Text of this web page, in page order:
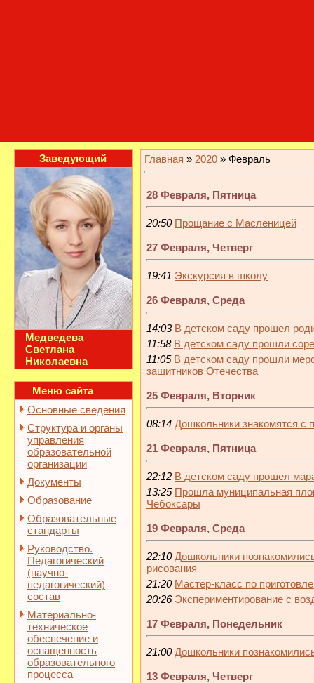
Заведующий
Медведева
Светлана
Николаевна
Меню сайта
Основные сведения
Структура и органы
управления
образовательной
организации
Документы
Образование
Образовательные
стандарты
Руководство.
Педагогический
(научно-
педагогический)
состав
Материально-
техническое
обеспечение и
оснащенность
образовательного
процесса
Главная » 2020 » Февраль
28 Февраля, Пятница
20:50 Прощание с Масленицей
27 Февраля, Четверг
19:41 Экскурсия в школу
26 Февраля, Среда
14:03 В детском саду прошел
11:58 В детском саду прошли
11:05 В детском саду прошли
защитников Отечества
25 Февраля, Вторник
08:14 Дошкольники знакомятся с
21 Февраля, Пятница
22:12 В детском саду прошел
13:25 Прошла муниципальная
Чебоксары
19 Февраля, Среда
22:10 Дошкольники
рисования
21:20 Мастер-класс по
20:26 Экспериментирование с
17 Февраля, Понедельник
21:00 Дошкольники
13 Февраля, Четверг